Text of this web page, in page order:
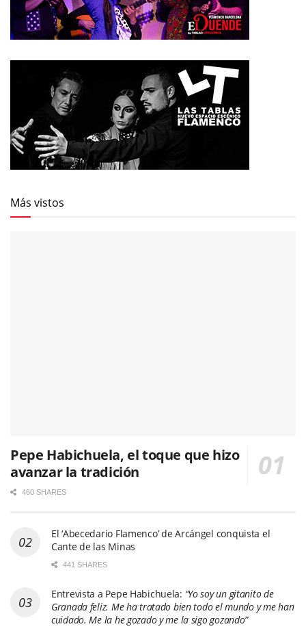
Más vistos
Pepe Habichuela, el toque que hizo
avanzar la tradición
460 SHARES
El ‘Abecedario Flamenco’ de Arcángel conquista el
Cante de las Minas
441 SHARES
Entrevista a Pepe Habichuela: “Yo soy un gitanito de
Granada feliz. Me ha tratado bien todo el mundo y me han
cuidado. Me la he gozado y me la sigo gozando”